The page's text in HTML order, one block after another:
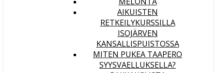
AIKUISTEN
RETKEILYKURSSILLA
ISOJÄRVEN
KANSALLISPUISTOSSA
MITEN PUKEA TAAPERO
SYYSVAELLUKSELLA?